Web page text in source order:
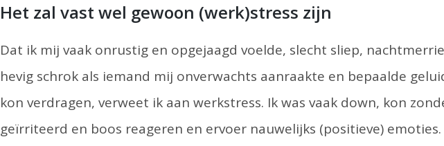
Het zal vast wel gewoon (werk)stress zijn
Dat ik mij vaak onrustig en opgejaagd voelde, slecht sliep,
hevig schrok als iemand mij onverwachts aanraakte en bepaalde
kon verdragen, verweet ik aan werkstress. Ik was vaak down, kon
geïrriteerd en boos reageren en ervoer nauwelijks (positieve) emoties.